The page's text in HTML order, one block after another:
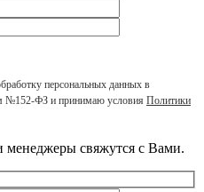
персональных данных в
№152-ФЗ и принимаю условия Политики
свяжутся с Вами.